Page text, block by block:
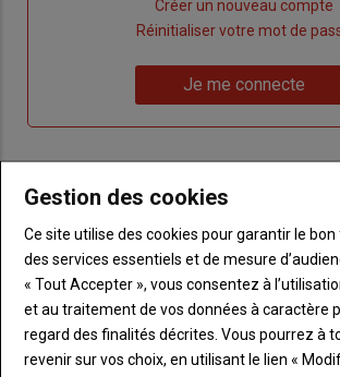
Créer un nouveau compte
de
passe"
Réinitialiser votre mot de
me
Je me connecte
Sous-
Vous n'êtes pas abonné(e)
TITRE CRÉEZ UN
BodyChoisissez votre formule et
compte pour accéder à tout
Touraine.
Gestion des cookies
Ce site utilise des cookies pour garantir le
des services essentiels et de mesure
« Tout Accepter », vous consentez à
et au traitement de vos données à caractère
regard des finalités décrites. Vous pourrez à
revenir sur vos choix, en utilisant le lien «